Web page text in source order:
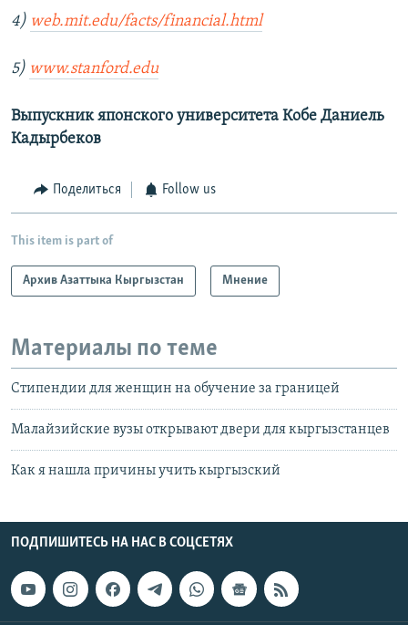
4) web.mit.edu/facts/financial.html
5) www.stanford.edu
Выпускник японского университета Кобе Даниель
Кадырбеков
Поделиться Follow us
This item is part of
Архив Азаттыка Кыргызстан Мнение
Материалы по теме
Стипендии для женщин на обучение за границей
Малайзийские вузы открывают двери для кыргызстанцев
Как я нашла причины учить кыргызский
ПОДПИШИТЕСЬ НА НАС В СОЦСЕТЯХ